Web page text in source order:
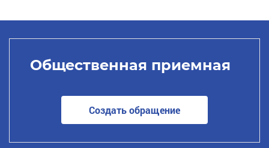
Общественная приемная
Создать обращение